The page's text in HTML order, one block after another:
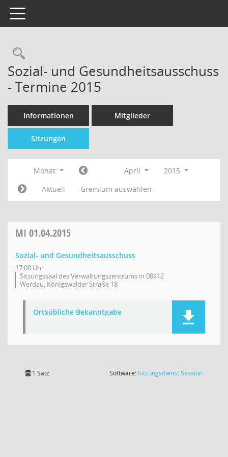
Toggle navigation
Sozial- und Gesundheitsausschuss
- Termine 2015
Informationen Mitglieder
Sitzungen
Monat April
2015
Aktuell
Gremium auswählen
MI 01.04.2015
Sozial- und Gesundheitsausschuss
17:00 Uhr
Sitzungssaal des Verwaltungszentrums in 08412
Werdau, Königswalder Straße 18
Ortsübliche Bekanntgabe
1 Satz Software:SitzungsdienstSession(Wird in